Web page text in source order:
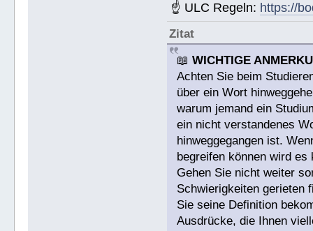
☝ ULC Regeln: https://
Zitat
📖WICHTIGE
Achten Sie beim
über ein Wort
warum jemand ein
ein nicht verstandenes
hinweggegangen ist.
begreifen können wird
Gehen Sie nicht weiter
Schwierigkeiten gerieten
Sie seine Definition
Ausdrücke, die Ihnen